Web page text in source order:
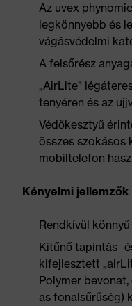
Az uvex
legkönnyebb és
vágásvédelmi
A felsőrész
„AirLite”
tenyéren és az
Védőkesztyű
összes szokásos
mobiltelefon
Kényelmi jellemzők
Rendkívül
Kitűnő tapintás-
kifejlesztett
Polymer
as fonalsűrűség)